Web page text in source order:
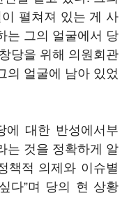
펼쳐져 있는 게 사
는 그의 얼굴에서 당
당을 위해 의원회관
의 얼굴에 남아 있었
에 대한 반성에서부
는 것을 정확하게 알
책적 의제와 이슈별
다”며 당의 현 상황